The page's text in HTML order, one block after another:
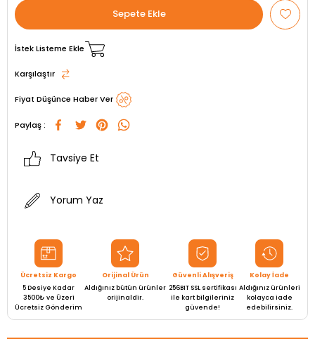
İstek Listeme Ekle
Karşılaştır
Fiyat Düşünce Haber Ver
Paylaş :
Tavsiye Et
Yorum Yaz
Ücretsiz Kargo
5 Desiye Kadar
3500₺ ve Üzeri
Ücretsiz Gönderim
Orijinal Ürün
Aldığınız bütün ürünler
orijinaldir.
Güvenli Alışveriş
256BIT SSL sertifikası
ile kart bilgileriniz
güvende!
Kolay İade
Aldığınız ürünleri
kolayca iade
edebilirsiniz.